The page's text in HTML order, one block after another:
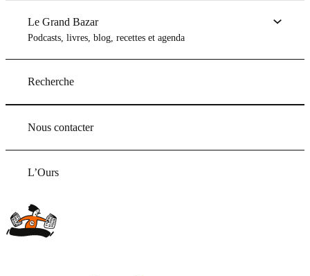
Le Grand Bazar
Podcasts, livres, blog, recettes et agenda
Recherche
Nous contacter
L’Ours